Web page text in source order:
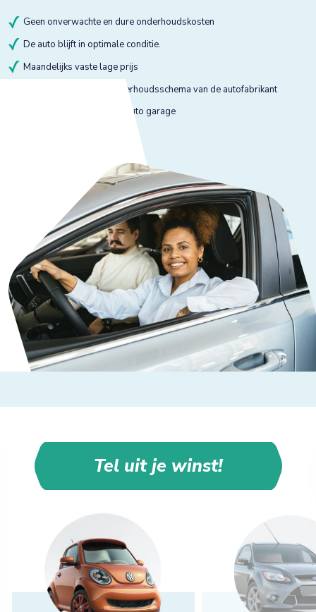
Geen onverwachte en dure onderhoudskosten
De auto blijft in optimale conditie.
Maandelijks vaste lage prijs
Onderhoud volgens onderhoudsschema van de autofabrikant
Onderhoud bij gekeurde auto garage
Tel uit je winst!